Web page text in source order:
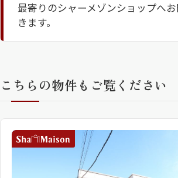
シャーメゾンショップを探す
らくらく内見
お問い合わせ・よくある質問
シャーメゾンライフ CLUB
らくらくパートナー
シャーメゾンライフ GUARD
らくらくプラチナ
最寄りのシャーメゾンショップへ
きます。
こちらの物件もご覧ください